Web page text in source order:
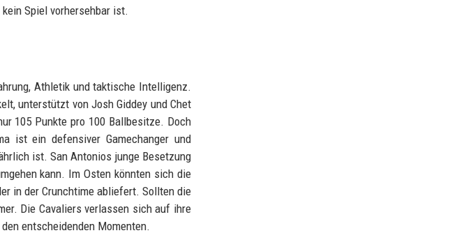
Spiel vorhersehbar ist.
Athletik und taktische Intelligenz.
unterstützt von Josh Giddey und Chet
105 Punkte pro 100 Ballbesitze. Doch
ist ein defensiver Gamechanger und
ist. San Antonios junge Besetzung
kann. Im Osten könnten sich die
in der Crunchtime abliefert. Sollten die
Die Cavaliers verlassen sich auf ihre
entscheidenden Momenten.